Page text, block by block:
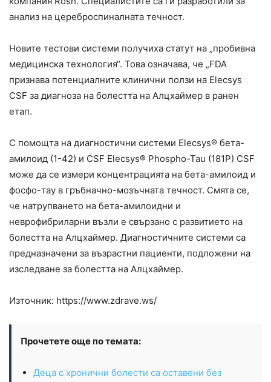
анализ на цереброспиналната течност.
Новите тестови системи получиха статут на „пробивна
медицинска технология“. Това означава, че „FDA
признава потенциалните клинични ползи на Elecsys
CSF за диагноза на болестта на Алцхаймер в ранен
етап.
С помощта на диагностични системи Elecsys® бета-
амилоид (1-42) и CSF Elecsys® Phospho-Tau (181P) CSF
може да се измери концентрацията на бета-амилоид и
фосфо-тау в гръбначно-мозъчната течност. Смята се,
че натрупването на бета-амилоидни и
неврофибриларни възли е свързано с развитието на
болестта на Алцхаймер. Диагностичните системи са
предназначени за възрастни пациенти, подложени на
изследване за болестта на Алцхаймер.
Източник: https://www.zdrave.ws/
Прочетете още по темата:
Деца с хронични болести са оставени без